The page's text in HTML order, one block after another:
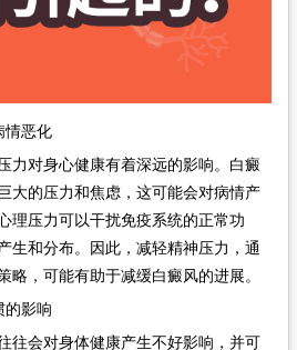
恶化
对身心健康有着深远的影响。白癜
大的压力和焦虑，这可能会对病情产
理压力可以干扰免疫系统的正常功
生和分布。因此，减轻精神压力，通
略，可能有助于减缓白癜风的进展。
影响
会对身体健康产生不好影响，并可